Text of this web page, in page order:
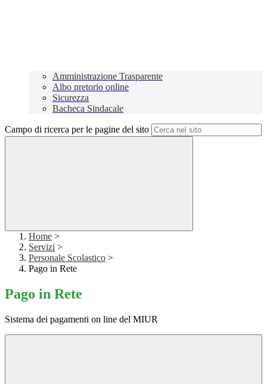
Amministrazione Trasparente
Albo pretorio online
Sicurezza
Bacheca Sindacale
Campo di ricerca per le pagine del sito
Home >
Servizi >
Personale Scolastico >
Pago in Rete
Pago in Rete
Sistema dei pagamenti on line del MIUR